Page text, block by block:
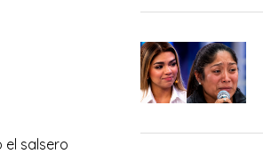
el salsero